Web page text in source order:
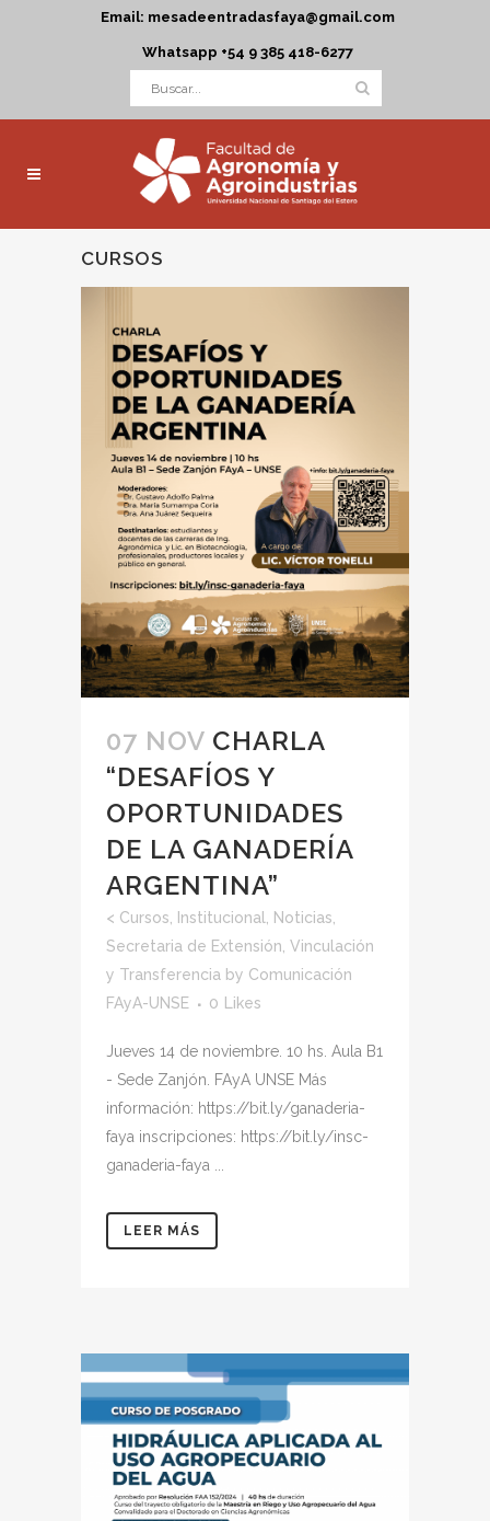
Email: mesadeentradasfaya@gmail.com
Whatsapp +54 9 385 418-6277
CURSOS
07 NOV CHARLA
“DESAFÍOS Y
OPORTUNIDADES
DE LA GANADERÍA
ARGENTINA”
< Cursos Institucional Noticias
Secretaria de Extensión, Vinculación
y Transferencia by Comunicación
FAyA-UNSE
0 Likes
Jueves 14 de noviembre. 10 hs. Aula B1
- Sede Zanjón. FAyA UNSE Más
información: https://bit.ly/ganaderia-
faya inscripciones: https://bit.ly/insc-
ganaderia-faya ...
LEER MÁS